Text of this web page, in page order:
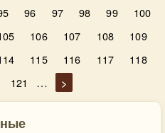
96 97 98 99
100
106 107 108
109
115 116 117
118
121 … >